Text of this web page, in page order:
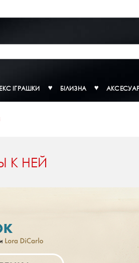
ІГРАШКИ БІЛИЗНА
К НЕЙ